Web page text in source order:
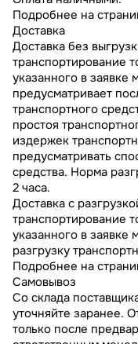
Подробнее на
Доставка
Доставка без
транспортирование
указанного в заявке
предусматривает
транспортного
простоя
издержек
предусматривать
средства. Норма
2 часа.
Доставка с
транспортирование
указанного в
разгрузку
Подробнее на
Самовывоз
Со склада
уточняйте заранее.
только после